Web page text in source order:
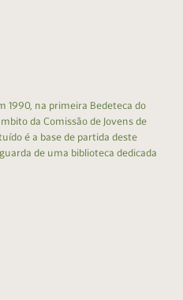
1990, na primeira Bedeteca do
da Comissão de Jovens de
é a base de partida deste
de uma biblioteca dedicada